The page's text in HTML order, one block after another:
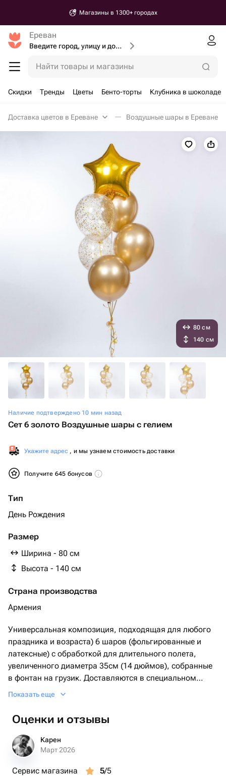
Магазины в 1300+ городах
Ереван
Введите город, улицу и дом доставки
Найти товары и магазины
Скидки Тренды Цветы Бенто-торты Клубника в шоколаде
Доставка цветов в Ереване Воздушные шары в Ереване
Наличие подтверждено 10 мин назад
Сет 6 золото Воздушные шары с гелием
Укажите адрес , и мы узнаем стоимость доставки
Получите 645 бонусов
Тип
День Рождения
Размер
Ширина - 80 см
Высота - 140 см
Страна производства
Армения
80 см
140 см
Универсальная композиция, подходящая для любого
праздника и возраста) 6 шаров (фольгированные и
латексные) с обработкой для длительного полета,
увеличенного диаметра 35см (14 дюймов), собранные
в фонтан на грузик. Доставляются в специальном
транспортировочном пакете. Комплектация: 1 звезда
Показать еще
Оценки и отзывы
Карен
Март 2026
Сервис магазина 5/5